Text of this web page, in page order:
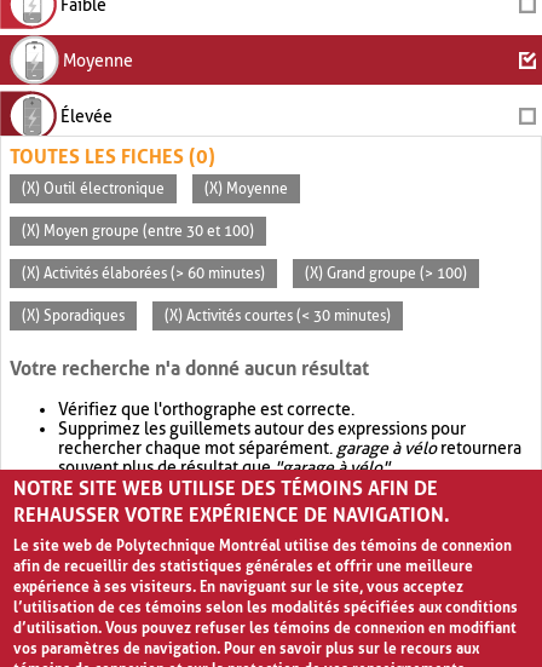
Faible
Moyenne
Élevée
TOUTES LES FICHES (0)
(X) Outil électronique (X) Moyenne
(X) Moyen groupe (entre 30 et 100)
(X) Activités élaborées (> 60 minutes) (X) Grand groupe (> 100)
(X) Sporadiques (X) Activités courtes (< 30 minutes)
Votre recherche n'a donné aucun résultat
Vérifiez que l'orthographe est correcte.
Supprimez les guillemets autour des expressions pour
rechercher chaque mot séparément. garage à véloretournera
souvent plus de résultat que"garage à vélo".
Envisagez d'élargir votre recherche avec OR.garage OR vélo
retournera souvent plus de résultat quegarage à vélo
NOTRE SITE WEB UTILISE DES TÉMOINS AFIN DE
REHAUSSER VOTRE EXPÉRIENCE DE NAVIGATION.
Le site web de Polytechnique Montréal utilise des témoins de connexion
afin de recueillir des statistiques générales et offrir une meilleure
expérience à ses visiteurs. En naviguant sur le site, vous acceptez
l’utilisation de ces témoins selon les modalités spécifiées aux conditions
d’utilisation. Vous pouvez refuser les témoins de connexion en modifiant
vos paramètres de navigation. Pour en savoir plus sur le recours aux